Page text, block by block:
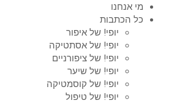
מי אנחנו
כל הכתבות
יופי! של איפור
יופי! של אסתטיקה
יופי! של ציפורניים
יופי! של שיער
יופי! של קוסמטיקה
יופי! של טיפול